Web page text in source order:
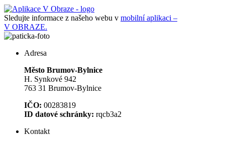
Sledujte informace z našeho webu v mobilní aplikaci –
V OBRAZE.
Adresa
Město Brumov-Bylnice
H. Synkové 942
763 31 Brumov-Bylnice
IČO: 00283819
ID datové schránky: rqcb3a2
Kontakt